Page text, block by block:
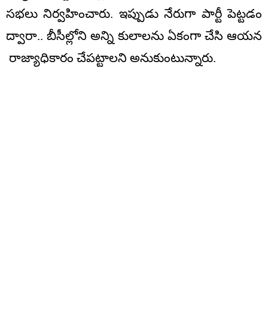
సభలు నిర్వహించారు. ఇప్పుడు నేరుగా పార్టీ పెట్టడం
ద్వారా.. బీసీల్లోని అన్ని కులాలను ఏకంగా చేసి ఆయన
రాజ్యాధికారం చేపట్టాలని అనుకుంటున్నారు.